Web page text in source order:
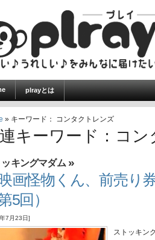
plrayとは
» キーワード： コンタクトレンズ
キーワード：コ
ッキングマダム»
映画怪物くん、前売り
5回）
7月23日]
ストッキン